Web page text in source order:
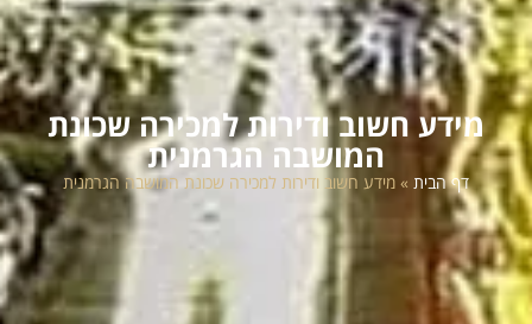
מידע חשוב ודירות למכירה שכונת
המושבה הגרמנית
דף הבית » מידע חשוב ודירות למכירה שכונת המושבה הגרמנית